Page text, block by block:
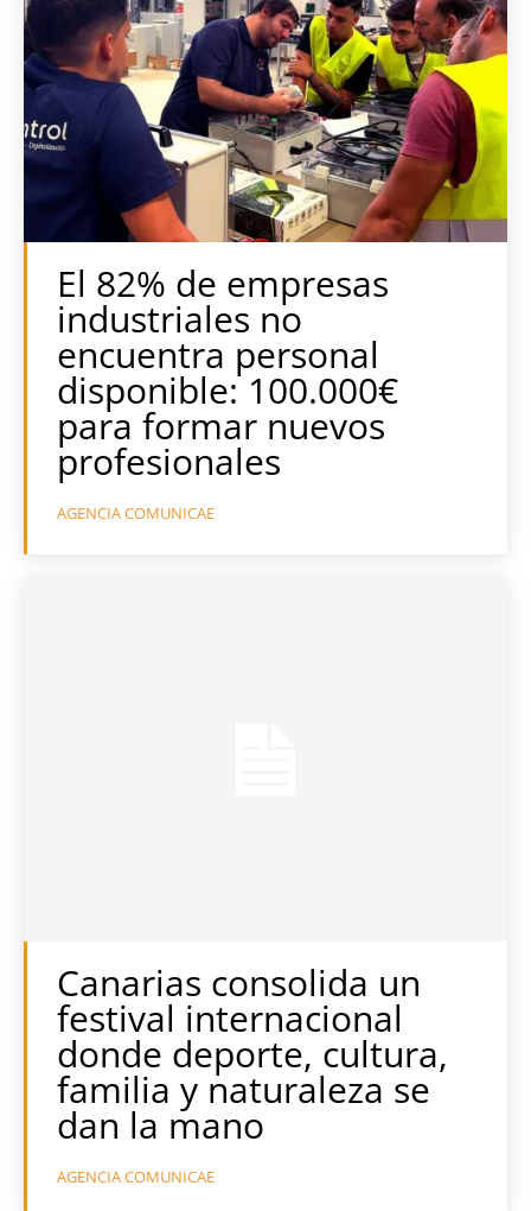
El 82% de empresas
industriales no
encuentra personal
disponible: 100.000€
para formar nuevos
profesionales
AGENCIA COMUNICAE
Canarias consolida un
festival internacional
donde deporte, cultura,
familia y naturaleza se
dan la mano
AGENCIA COMUNICAE